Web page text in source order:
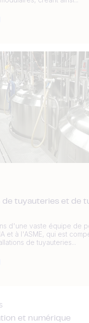
tuyauteries et de
d'une vaste équipe de
et à l'ASME, qui est
de tuyauteries...
et numérique